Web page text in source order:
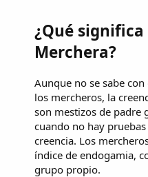
¿Qué significa
Merchera?
Aunque no se sabe
los mercheros, la
son mestizos de padre
cuando no hay
creencia. Los
índice de endogamia,
grupo propio.